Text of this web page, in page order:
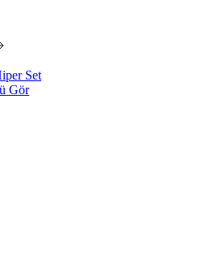
Set
Gör